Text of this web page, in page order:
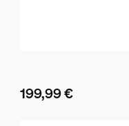
199,99 €